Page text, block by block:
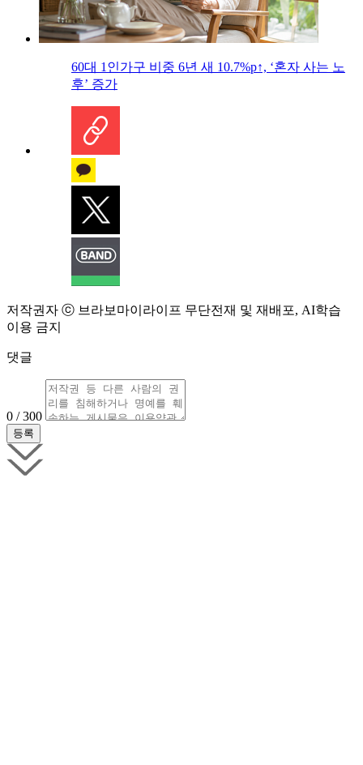
60대 1인가구 비중 6년 새 10.7%p↑, ‘혼자 사는 노
후’ 증가
저작권자 ⓒ 브라보마이라이프 무단전재 및 재배포, AI학습
이용 금지
댓글
0 / 300